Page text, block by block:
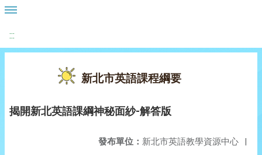
:::
新北市英語課程綱要
揭開新北英語課綱神秘面紗-解答版
發布單位： 新北市英語教學資源中心 |